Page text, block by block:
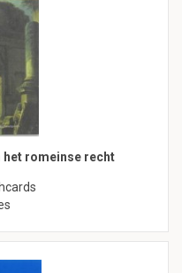
het romeinse recht